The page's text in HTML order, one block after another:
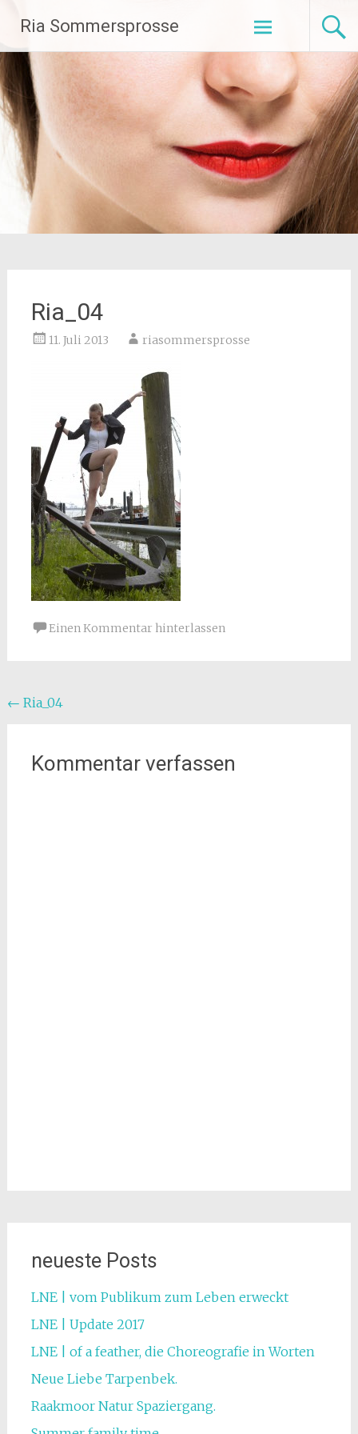
Inhalt
springen
Ria Sommersprosse
Ria_04
11. Juli 2013 riasommersprosse
Einen Kommentar hinterlassen
Beitragsnavigation
← Ria_04
Kommentar verfassen
neueste Posts
LNE | vom Publikum zum Leben erweckt
LNE | Update 2017
LNE | of a feather, die Choreografie in Worten
Neue Liebe Tarpenbek.
Raakmoor Natur Spaziergang.